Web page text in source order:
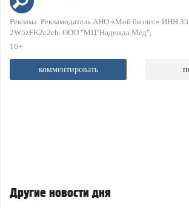
Реклама. Рекламодатель АНО «Мой бизнес» ИНН
2W5zFK2c2ch. ООО "МЦ"Надежда Мед"
16+
комментировать
Другие новости дня